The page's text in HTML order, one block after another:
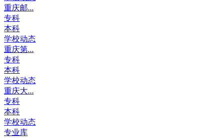
重庆邮...
专科
本科
学校动态
重庆第...
专科
本科
学校动态
重庆大...
专科
本科
学校动态
专业库